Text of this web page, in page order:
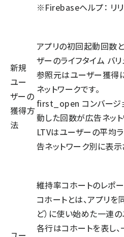
※Firebaseヘルプ： リ
新規
ユー
ザーの
獲得方
法
アプリの初回起動回数
ザーのライフタイム バリ
参照元はユーザー獲得
ネットワークです。
first_open コンバージ
動した回数が広告ネッ
LTVはユーザーの平均
告ネットワーク別に表示
維持率コホートのレポー
コホートとは、アプリ
ど）に使い始めた一連
各行はコホートを表し